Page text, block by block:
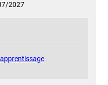
2027